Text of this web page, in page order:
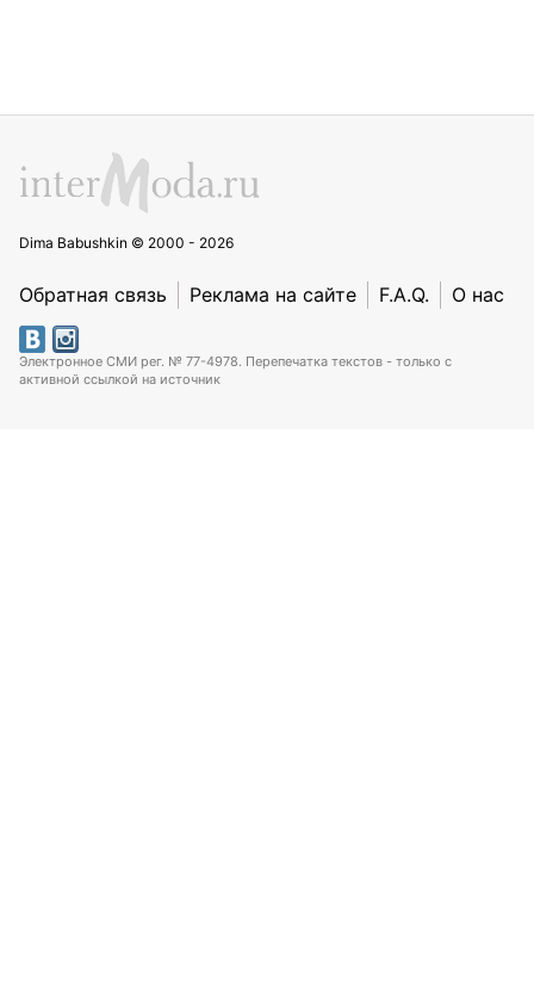
Dima Babushkin © 2000 - 2026
Обратная связь Реклама на сайте F.A.Q. О нас
Электронное СМИ рег. № 77-4978. Перепечатка текстов - только с
активной ссылкой на источник